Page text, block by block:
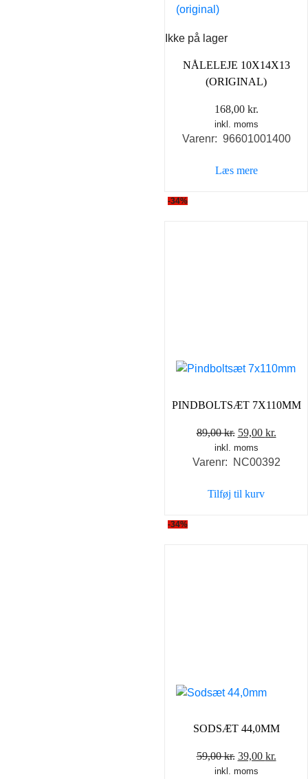
Ikke på lager
NÅLELEJE 10X14X13
(ORIGINAL)
168,00 kr.
inkl. moms
Varenr: 96601001400
Læs mere
-34%
PINDBOLTSÆT 7X110MM
89,00kr. Den
oprindelige
pris
89,00 kr..
59,00 kr.
pris
inkl. moms
Varenr: NC00392
Tilføj til kurv
-34%
SODSÆT 44,0MM
59,00kr. Den
oprindelige
39,00 kr.
inkl. moms